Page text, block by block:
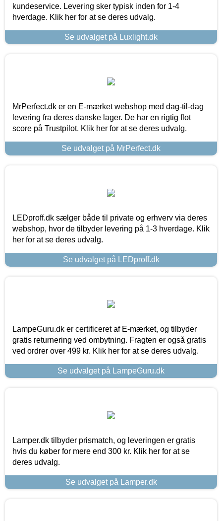
kundeservice. Levering sker typisk inden for 1-4
hverdage. Klik her for at se deres udvalg.
Se udvalget på Luxlight.dk
MrPerfect.dk er en E-mærket webshop med dag-til-dag
levering fra deres danske lager. De har en rigtig flot
score på Trustpilot. Klik her for at se deres udvalg.
Se udvalget på MrPerfect.dk
LEDproff.dk sælger både til private og erhverv via deres
webshop, hvor de tilbyder levering på 1-3 hverdage. Klik
her for at se deres udvalg.
Se udvalget på LEDproff.dk
LampeGuru.dk er certificeret af E-mærket, og tilbyder
gratis returnering ved ombytning. Fragten er også gratis
ved ordrer over 499 kr. Klik her for at se deres udvalg.
Se udvalget på LampeGuru.dk
Lamper.dk tilbyder prismatch, og leveringen er gratis
hvis du køber for mere end 300 kr. Klik her for at se
deres udvalg.
Se udvalget på Lamper.dk